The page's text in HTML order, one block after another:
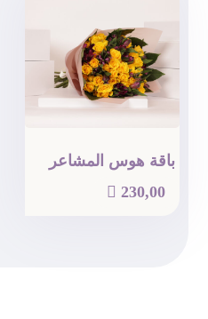
باقة هوس المشاعر
 230,00